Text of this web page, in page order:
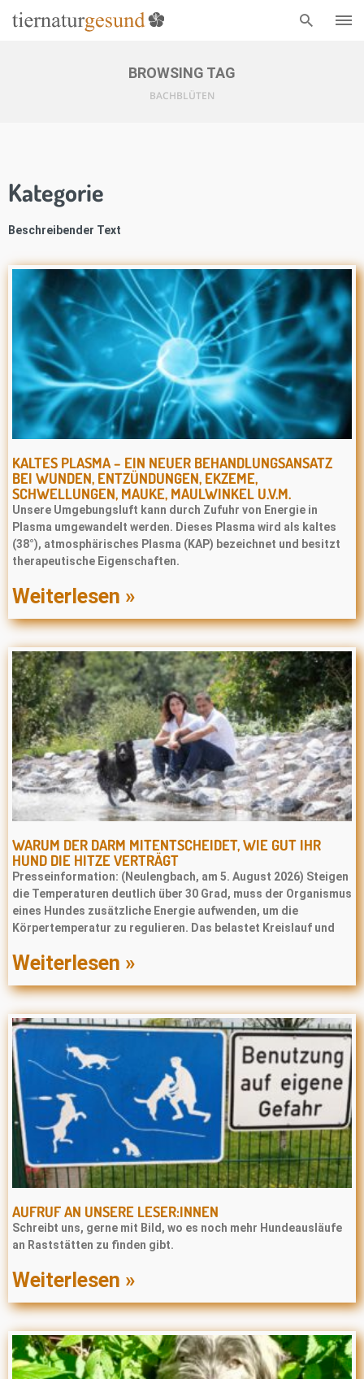
BROWSING TAG
BACHBLÜTEN
Kategorie
Beschreibender Text
KALTES PLASMA – EIN NEUER BEHANDLUNGSANSATZ
BEI WUNDEN, ENTZÜNDUNGEN, EKZEME,
SCHWELLUNGEN, MAUKE, MAULWINKEL U.V.M.
Unsere Umgebungsluft kann durch Zufuhr von Energie in
Plasma umgewandelt werden. Dieses Plasma wird als kaltes
(38°), atmosphärisches Plasma (KAP) bezeichnet und besitzt
therapeutische Eigenschaften.
Weiterlesen »
WARUM DER DARM MITENTSCHEIDET, WIE GUT IHR
HUND DIE HITZE VERTRÄGT
Presseinformation: (Neulengbach, am 5. August 2026) Steigen
die Temperaturen deutlich über 30 Grad, muss der Organismus
eines Hundes zusätzliche Energie aufwenden, um die
Körpertemperatur zu regulieren. Das belastet Kreislauf und
Weiterlesen »
AUFRUF AN UNSERE LESER:INNEN
Schreibt uns, gerne mit Bild, wo es noch mehr Hundeausläufe
an Raststätten zu finden gibt.
Weiterlesen »